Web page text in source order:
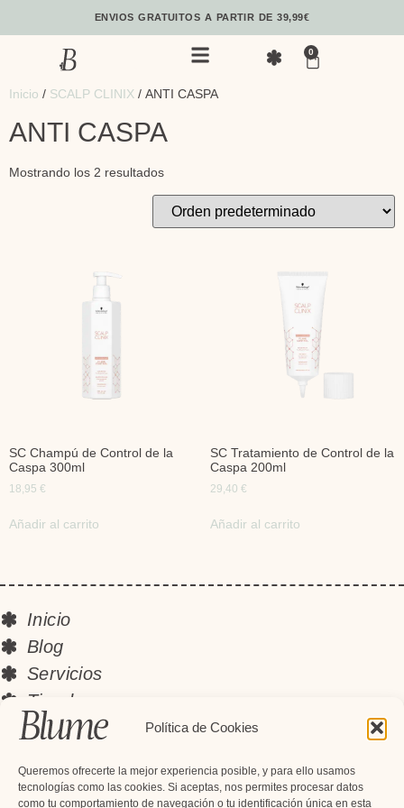
Política de Cookies
Queremos ofrecerte la mejor experiencia posible, y para ello usamos
tecnologías como las cookies. Si aceptas, nos permites procesar datos
como tu comportamiento de navegación o tu identificación única en esta
ENVIOS GRATUITOS A PARTIR DE 39,99€
0
Inicio / SCALP CLINIX / ANTI CASPA
ANTI CASPA
Mostrando los 2 resultados
SC Champú de Control de la
Caspa 300ml
18,95 €
Añadir al carrito
SC Tratamiento de Control de la
Caspa 200ml
29,40 €
Añadir al carrito
Newsletter
Inicio
Blog
Servicios
Tienda
Instagram